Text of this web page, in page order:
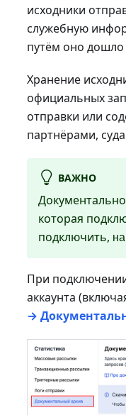
исходники
служебную
путём оно дошло
Хранение
официальных
отправки или
партнёрами,
ВАЖНО
которая
подключить,
При
аккаунта
→